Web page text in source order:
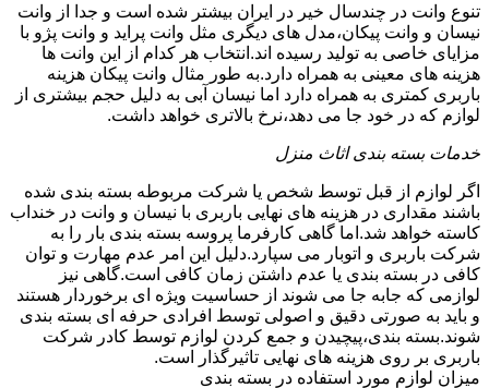
تنوع وانت در چندسال خیر در ایران بیشتر شده است و جدا از وانت
نیسان و وانت پیکان،مدل های دیگری مثل وانت پراید و وانت پژو با
مزایای خاصی به تولید رسیده اند.انتخاب هر کدام از این وانت ها
هزینه های معینی به همراه دارد.به طور مثال وانت پیکان هزینه
باربری کمتری به همراه دارد اما نیسان آبی به دلیل حجم بیشتری از
لوازم که در خود جا می دهد،نرخ بالاتری خواهد داشت.
خدمات بسته بندی اثاث منزل
اگر لوازم از قبل توسط شخص یا شرکت مربوطه بسته بندی شده
باشند مقداری در هزینه های نهایی باربری با نیسان و وانت در خنداب
کاسته خواهد شد.اما گاهی کارفرما پروسه بسته بندی بار را به
شرکت باربری و اتوبار می سپارد.دلیل این امر عدم مهارت و توان
کافی در بسته بندی یا عدم داشتن زمان کافی است.گاهی نیز
لوازمی که جابه جا می شوند از حساسیت ویژه ای برخوردار هستند
و باید به صورتی دقیق و اصولی توسط افرادی حرفه ای بسته بندی
شوند.بسته بندی،پیچیدن و جمع کردن لوازم توسط کادر شرکت
باربری بر روی هزینه های نهایی تاثیرگذار است.
میزان لوازم مورد استفاده در بسته بندی